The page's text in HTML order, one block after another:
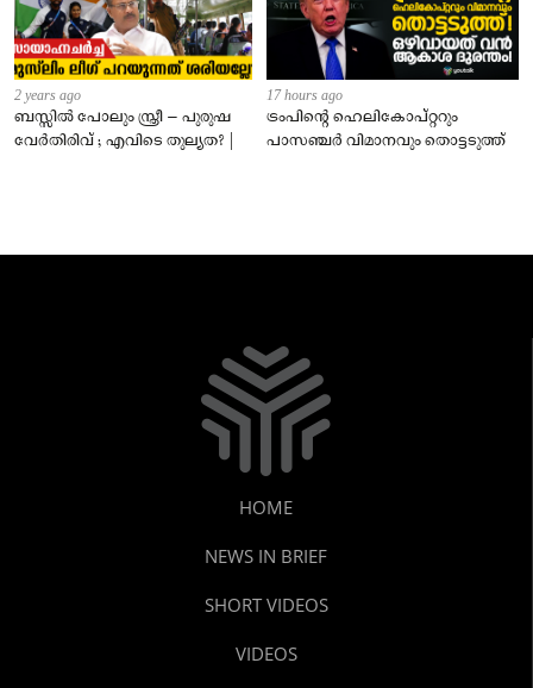
2 years ago
ബസ്സിൽ പോലും സ്ത്രീ – പുരുഷ
വേർതിരിവ് ; എവിടെ തുല്യത? |
17 hours ago
ട്രംപിന്റെ ഹെലികോപ്റ്ററും
പാസഞ്ചര്‍ വിമാനവും തൊട്ടടുത്ത്
HOME
NEWS IN BRIEF
SHORT VIDEOS
VIDEOS